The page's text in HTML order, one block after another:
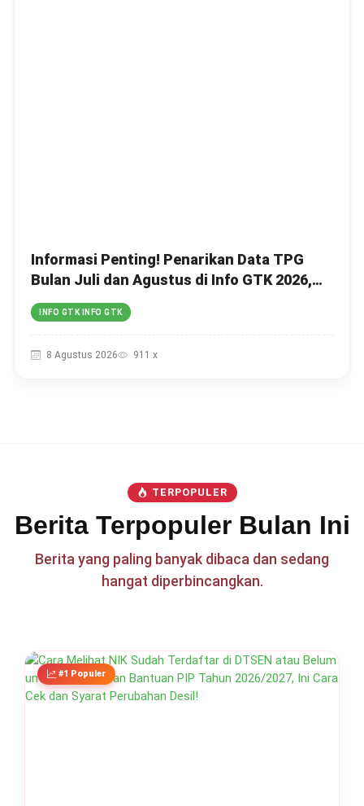
Informasi Penting! Penarikan Data TPG
Bulan Juli dan Agustus di Info GTK 2026,
Catat Tanggalnya! SKTP Belum Terbit
Januari–Juni, Ini Prosesnya!
INFO GTK INFO GTK
8 Agustus 2026 911 x
TERPOPULER
Berita Terpopuler Bulan Ini
Berita yang paling banyak dibaca dan sedang
hangat diperbincangkan.
#1 Populer